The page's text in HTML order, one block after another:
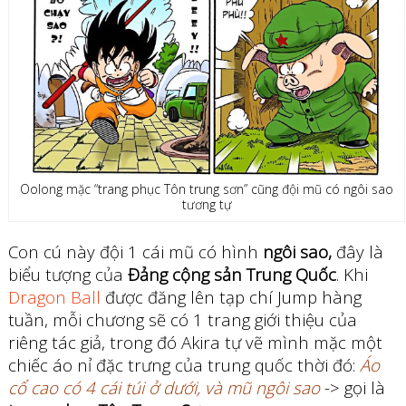
Oolong mặc “trang phục Tôn trung sơn” cũng đội mũ có ngôi sao
tương tự
Con cú này đội 1 cái mũ có hình ngôi sao,đây là
biểu tượng của Đảng cộng sản Trung Quốc. Khi
Dragon Ball được đăng lên tạp chí Jump hàng
tuần, mỗi chương sẽ có 1 trang giới thiệu của
riêng tác giả, trong đó Akira tự vẽ mình mặc một
chiếc áo nỉ đặc trưng của trung quốc thời đó: Áo
cổ cao có 4 cái túi ở dưới, và mũ ngôi sao-> gọi là